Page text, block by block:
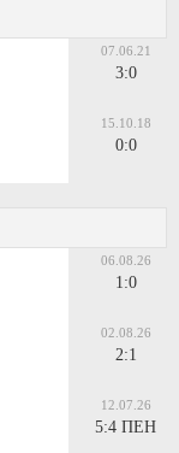
07.06.21
3:0
15.10.18
0:0
06.08.26
1:0
02.08.26
2:1
12.07.26
5:4 ПЕН